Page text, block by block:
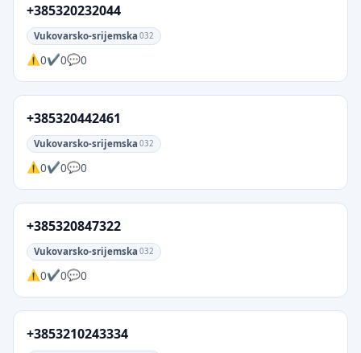
+385320232044
Vukovarsko-srijemska 032
0 0 0
+385320442461
Vukovarsko-srijemska 032
0 0 0
+385320847322
Vukovarsko-srijemska 032
0 0 0
+3853210243334